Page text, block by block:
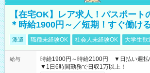
【在宅OK】レア求人！パスポート
＊時給1900円～／短期！すぐ働け
派遣 職種未経験OK 社会人未経験OK 大学生歓
給与
時給1900円～時給2100円 ▼日払い週
▼1日6時間勤務で日収1万以上！